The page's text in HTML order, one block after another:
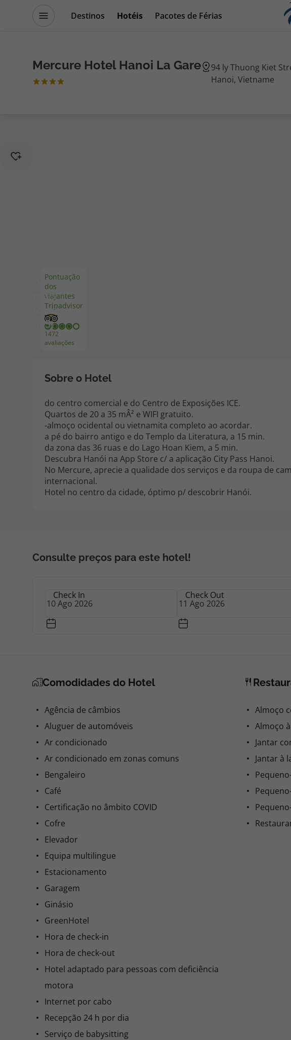
Destinos Hotéis
Pacotes de Férias
Disneyland ® Paris
Mercure Hotel Hanoi La Gare
94 ly Thuong Kiet
Hanoi, Vietname
Pontuação
dos
viajantes
Tripadvisor
1472
avaliações
Ver
mais
fotos
(25)
Sobre o Hotel
do centro comercial e do Centro de Exposições ICE.
Quartos de 20 a 35 mÂ² e WIFI gratuito.
-almoço ocidental ou vietnamita completo ao acordar.
a pé do bairro antigo e do Templo da Literatura, a 15 min.
da zona das 36 ruas e do Lago Hoan Kiem, a 5 min.
Descubra Hanói na App Store c/ a aplicação City Pass Hanoi.
No Mercure, aprecie a qualidade dos serviços e da roupa de
internacional.
Hotel no centro da cidade, óptimo p/ descobrir Hanói.
Consulte preços para este hotel!
Check In Check Out
Comodidades do Hotel
Agência de câmbios
Aluguer de automóveis
Ar condicionado
Ar condicionado em zonas comuns
Bengaleiro
Café
Certificação no âmbito COVID
Cofre
Elevador
Equipa multilingue
Estacionamento
Garagem
Ginásio
GreenHotel
Hora de check-in
Hora de check-out
Hotel adaptado para pessoas com deficiência
motora
Internet por cabo
Recepção 24 h por dia
Serviço de babysitting
Almoço
Almoço
Jantar
Jantar à